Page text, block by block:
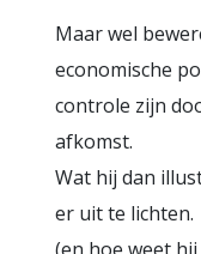
Maar wel
economische
controle zijn
afkomst.
Wat hij dan
er uit te lichten.